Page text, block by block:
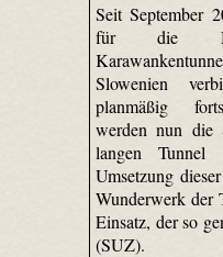
Seit September
für die
Slowenien
planmäßig
werden nun die
langen
Umsetzung
Wunderwerk der
Einsatz, der so
(SUZ).